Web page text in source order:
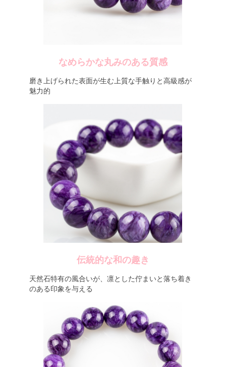
なめらかな丸みのある質感
磨き上げられた表面が生む上質な手触りと高級感が
魅力的
伝統的な和の趣き
天然石特有の風合いが、凛とした佇まいと落ち着き
のある印象を与える